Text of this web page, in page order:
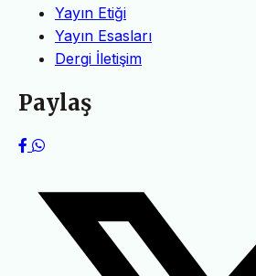
Yayın Etiği
Yayın Esasları
Dergi İletişim
Paylaş